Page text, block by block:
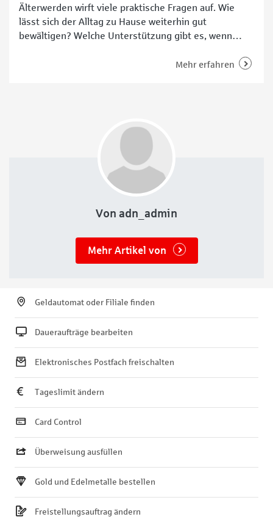
Älterwerden wirft viele praktische Fragen auf. Wie
lässt sich der Alltag zu Hause weiterhin gut
bewältigen? Welche Unterstützung gibt es, wenn
Nähe wohnen? Wer hilft bei digitalen Fragen rund um
Mehr erfahren
Von adn_admin
Mehr Artikel von
Geldautomat oder Filiale finden
Daueraufträge bearbeiten
Elektronisches Postfach freischalten
Tageslimit ändern
Card Control
Überweisung ausfüllen
Gold und Edelmetalle bestellen
Freistellungsauftrag ändern